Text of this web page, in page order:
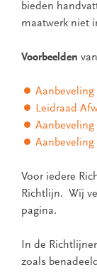
bieden
maatwerk niet
Voorbeelden
Leidraad
Aanbeveling
Voor iedere
Richtlijn. Wij
pagina.
In de
zoals